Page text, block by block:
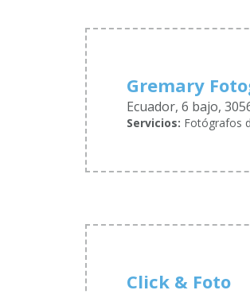
Gremary
Ecuador, 6 bajo,
Servicios: Fotógrafos
Click & Foto